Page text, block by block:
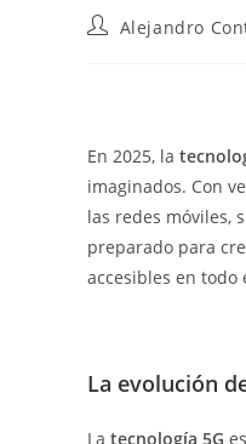
AutorAlejandro
En 2025, la
imaginados. Con
las redes móviles,
preparado para
accesibles en todo
La evolución
La tecnología 5G